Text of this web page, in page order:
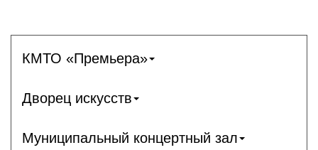
КМТО «Премьера»
Дворец искусств
Муниципальный концертный зал